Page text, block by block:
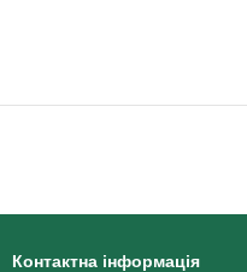
Контактна інформація